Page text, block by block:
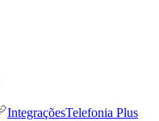
IntegraçõesTelefonia Plus